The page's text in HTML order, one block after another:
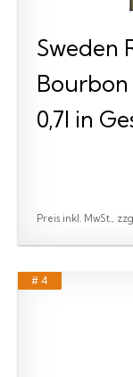
Sweden
Bourbon
0,7l in
Preis inkl. MwSt.,
# 4